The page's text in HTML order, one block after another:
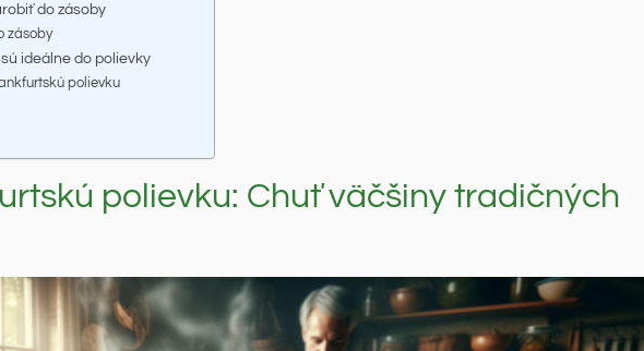
do zásoby
zásoby
ideálne do polievky
polievku
polievku: Chuť väčšiny tradičných